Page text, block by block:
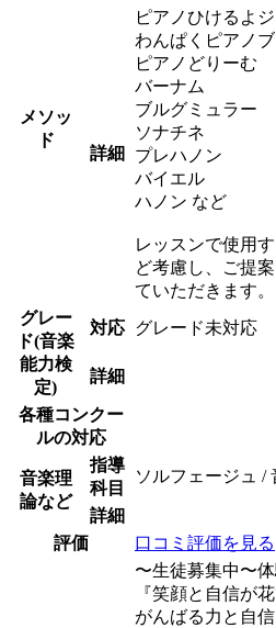
メソッ
ド
詳細
ピアノひけるよ
わんぱくピアノ
ピアノどりーむ
バーナム
ブルグミュラー
ソナチネ
プレハノン
バイエル
ハノン など
レッスンで使用
ど考慮し、ご提
ていただきます。
グレー
ド(音楽
能力検
定)
対応 グレード未対応
詳細
各種コンクー
ルの対応
音楽理
論など
指導
科目
ソルフェージュ /
詳細
評価
口コミ評価を見る
〜生徒募集中〜
『笑顔と自信が
がんばる力と自